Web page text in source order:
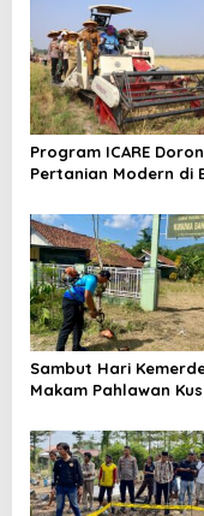
Karhutla
Program ICARE
Pertanian Modern di
Tembus 10,2 Ton per
Sambut Hari
Makam Pahlawan
Dibersihkan